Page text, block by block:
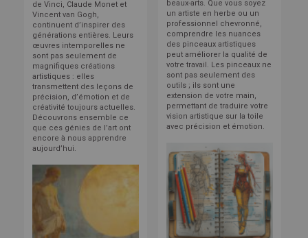
de Vinci, Claude Monet et
Vincent van Gogh,
continuent d’inspirer des
générations entières. Leurs
œuvres intemporelles ne
sont pas seulement de
magnifiques créations
artistiques : elles
transmettent des leçons de
précision, d’émotion et de
créativité toujours actuelles.
Découvrons ensemble ce
que ces génies de l’art ont
encore à nous apprendre
aujourd’hui.
beaux-arts. Que vous soyez
un artiste en herbe ou un
professionnel chevronné,
comprendre les nuances
des pinceaux artistiques
peut améliorer la qualité de
votre travail. Les pinceaux ne
sont pas seulement des
outils ; ils sont une
extension de votre main,
permettant de traduire votre
vision artistique sur la toile
avec précision et émotion.